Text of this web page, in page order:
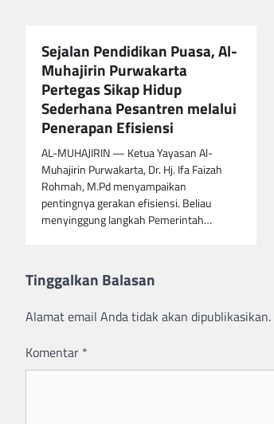
Sejalan Pendidikan Puasa, Al-
Muhajirin Purwakarta
Pertegas Sikap Hidup
Sederhana Pesantren melalui
Penerapan Efisiensi
AL-MUHAJIRIN — Ketua Yayasan Al-
Muhajirin Purwakarta, Dr. Hj. Ifa Faizah
Rohmah, M.Pd menyampaikan
pentingnya gerakan efisiensi. Beliau
menyinggung langkah Pemerintah…
Tinggalkan Balasan
Alamat email Anda tidak akan dipublikasikan.
Komentar *